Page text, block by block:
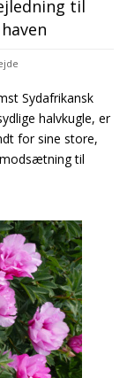
til
Sydafrikansk
halvkugle, er
for sine store,
til